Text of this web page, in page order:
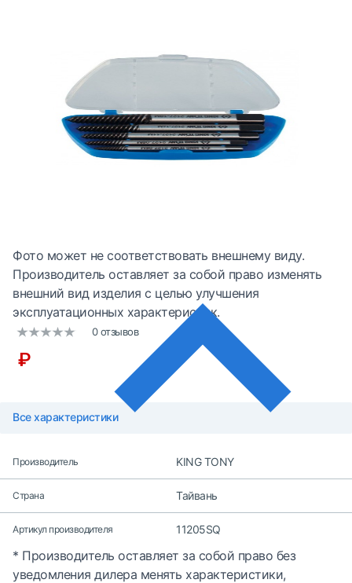
Фото может не соответствовать внешнему виду.
Производитель оставляет за собой право изменять
внешний вид изделия с целью улучшения
эксплуатационных характеристик.
0 отзывов
₽
Все характеристики
Производитель KING TONY
Страна Тайвань
Артикул производителя 11205SQ
* Производитель оставляет за собой право без
уведомления дилера менять характеристики,